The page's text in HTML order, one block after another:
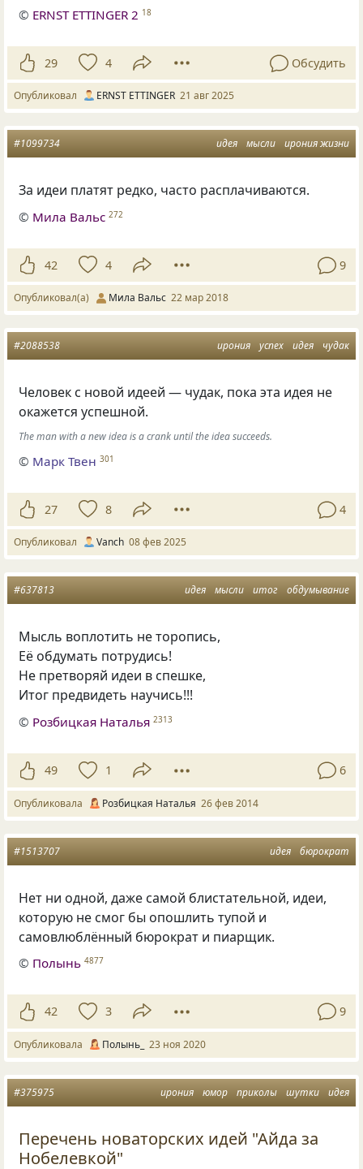
© ERNST ETTINGER 2 18
29 4 Обсудить
Опубликовал ERNST ETTINGER 21 авг 2025
идея мысли ирония жизни
#1099734
За идеи платят редко, часто расплачиваются.
© Мила Вальс 272
42 4 9
Опубликовал(а) Мила Вальс 22 мар 2018
ирония успех идея чудак
#2088538
Человек с новой идеей — чудак, пока эта идея не
окажется успешной.
The man with a new idea is a crank until the idea succeeds.
© Марк Твен 301
27 8 4
Опубликовал Vanch 08 фев 2025
идея мысли итог обдумывание
#637813
Мысль воплотить не торопись,
Её обдумать потрудись!
Не претворяй идеи в спешке,
Итог предвидеть научись!!!
© Розбицкая Наталья 2313
49 1 6
Опубликовала Розбицкая Наталья 26 фев 2014
идея бюрократ
#1513707
Нет ни одной, даже самой блистательной, идеи,
которую не смог бы опошлить тупой и
самовлюблённый бюрократ и пиарщик.
© Полынь 4877
42 3 9
Опубликовала Полынь_ 23 ноя 2020
ирония юмор приколы шутки идея
#375975
Перечень новаторских идей "Айда за
Нобелевкой"